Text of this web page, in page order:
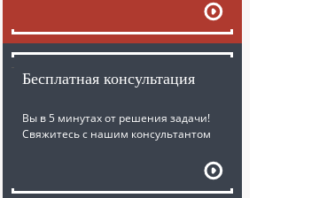
Бесплатная консультация
Вы в 5 минутах от решения задачи!
Свяжитесь с нашим консультантом